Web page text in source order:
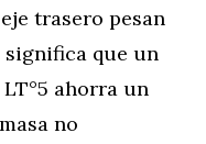
trasero pesan
significa que un
ahorra un
no